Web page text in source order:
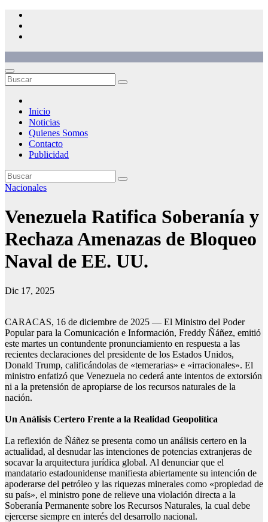
Saltar
contenido
Inicio
Noticias
Quienes Somos
Contacto
Publicidad
Nacionales
Venezuela Ratifica Soberanía y
Rechaza Amenazas de Bloqueo
Naval de EE. UU.
Dic 17, 2025
CARACAS, 16 de diciembre de 2025 — El Ministro del Poder
Popular para la Comunicación e Información, Freddy Ñáñez, emitió
este martes un contundente pronunciamiento en respuesta a las
recientes declaraciones del presidente de los Estados Unidos,
Donald Trump, calificándolas de «temerarias» e «irracionales». El
ministro enfatizó que Venezuela no cederá ante intentos de extorsión
ni a la pretensión de apropiarse de los recursos naturales de la
nación.
Un Análisis Certero Frente a la Realidad Geopolítica
La reflexión de Ñáñez se presenta como un análisis certero en la
actualidad, al desnudar las intenciones de potencias extranjeras de
socavar la arquitectura jurídica global. Al denunciar que el
mandatario estadounidense manifiesta abiertamente su intención de
apoderarse del petróleo y las riquezas minerales como «propiedad de
su país», el ministro pone de relieve una violación directa a la
Soberanía Permanente sobre los Recursos Naturales, la cual debe
ejercerse siempre en interés del desarrollo nacional.